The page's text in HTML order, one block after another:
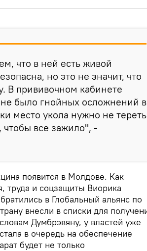
что в ней есть живой
но это не значит, что
В прививочном кабинете
было гнойных осложнений в
место укола нужно не тереть
все зажило", -
появится в Молдове. Как
труда и соцзащиты Виорика
в Глобальный альянс по
внесли в списки для
Думбрэвяну, у властей уже
в очередь на обеспечение
будет не только